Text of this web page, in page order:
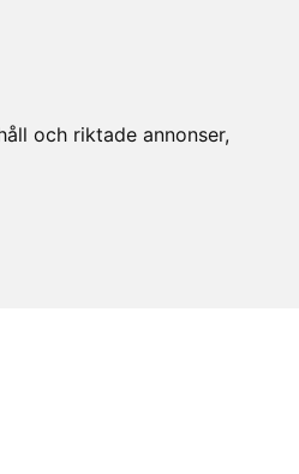
och riktade annonser,